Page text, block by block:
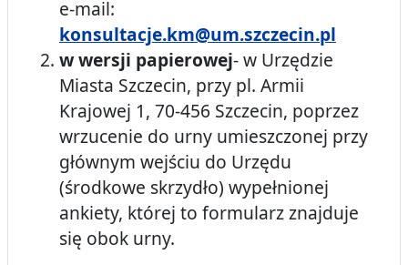
e-mail:
konsultacje.km@um.szczecin.pl
w wersji papierowej- w Urzędzie
Miasta Szczecin, przy pl. Armii
Krajowej 1, 70-456 Szczecin, poprzez
wrzucenie do urny umieszczonej przy
głównym wejściu do Urzędu
(środkowe skrzydło) wypełnionej
ankiety, której to formularz znajduje
się obok urny.